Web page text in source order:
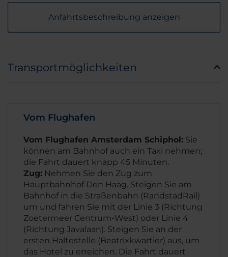
Anfahrtsbeschreibung anzeigen
Transportmöglichkeiten
Vom Flughafen
Vom Flughafen Amsterdam Schiphol: Sie
können am Bahnhof auch ein Taxi nehmen;
die Fahrt dauert knapp 45 Minuten.
Zug: Nehmen Sie den Zug zum
Hauptbahnhof Den Haag. Steigen Sie am
Bahnhof in die Straßenbahn (RandstadRail)
um und fahren Sie mit der Linie 3 (Richtung
Zoetermeer Centrum-West) oder Linie 4
(Richtung Javalaan). Steigen Sie an der
ersten Haltestelle (Beatrixkwartier) aus, um
das Hotel zu erreichen. Die Fahrt dauert